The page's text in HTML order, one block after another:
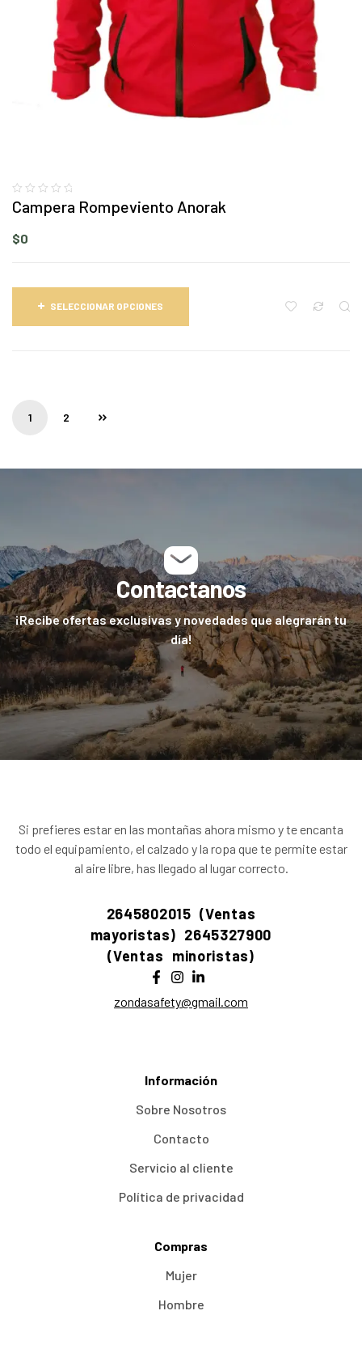
Campera Rompeviento Anorak
$0
SELECCIONAR OPCIONES
1 2
Contactanos
¡Recibe ofertas exclusivas y novedades que alegrarán tu
día!
Si prefieres estar en las montañas ahora mismo y te encanta
todo el equipamiento, el calzado y la ropa que te permite estar
al aire libre, has llegado al lugar correcto.
2645802015 (Ventas
mayoristas) 2645327900
(Ventas minoristas)
zondasafety@gmail.com
Información
Sobre Nosotros
Contacto
Servicio al cliente
Política de privacidad
Compras
Mujer
Hombre